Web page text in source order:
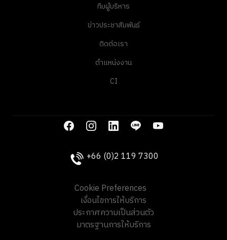
ทีมผู้บริหาร
ข่าวประชาสัมพันธ์
ติดต่อเรา
ตำแหน่งงาน
CI
+66 (0)2 119 7300
Cookie Preferences
เงื่อนไขการให้บริการ
ประกาศความเป็นส่วนตัว
มาตรฐานการให้บริการ